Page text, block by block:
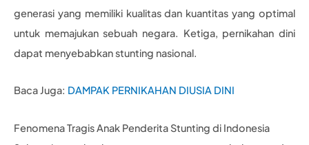
generasi yang memiliki kualitas dan kuantitas yang optimal
untuk memajukan sebuah negara. Ketiga, pernikahan dini
dapat menyebabkan stunting nasional.
Baca Juga: DAMPAK PERNIKAHAN DIUSIA DINI
Fenomena Tragis Anak Penderita Stunting di Indonesia